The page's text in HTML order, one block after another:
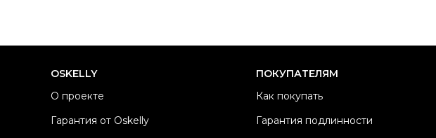
OSKELLY
О проекте
Гарантия от Oskelly
ПОКУПАТЕЛЯМ
Как покупать
Гарантия подлинности